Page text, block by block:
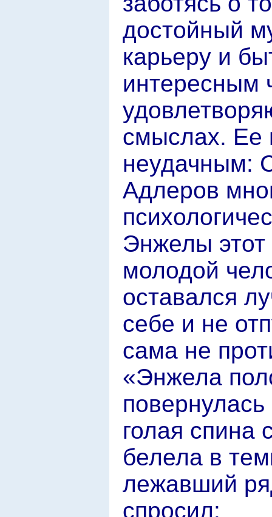
достойный
карьеру и
интересным
смыслах. Ее
неудачным:
Адлеров
Энжелы
молодой
оставался
себе и не
сама не
«Энжела
голая спина
белела в
лежавший
спросил: